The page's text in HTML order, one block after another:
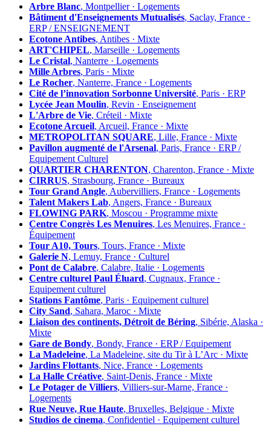
Arbre Blanc, Montpellier · Logements
Bâtiment d'Enseignements Mutualisés, Saclay, France ·
ERP / ENSEIGNEMENT
Ecotone Antibes, Antibes · Mixte
ART'CHIPEL, Marseille · Logements
Le Cristal, Nanterre · Logements
Mille Arbres, Paris · Mixte
Le Rocher, Nanterre, France · Logements
Cité de l’innovation Sorbonne Université, Paris · ERP
Lycée Jean Moulin, Revin · Enseignement
L'Arbre de Vie, Créteil · Mixte
Ecotone Arcueil, Arcueil, France · Mixte
METROPOLITAN SQUARE, Lille, France · Mixte
Pavillon augmenté de l'Arsenal, Paris, France · ERP /
Equipement Culturel
QUARTIER CHARENTON, Charenton, France · Mixte
CIRRUS, Strasbourg, France · Bureaux
Tour Grand Angle, Aubervilliers, France · Logements
Talent Makers Lab, Angers, France · Bureaux
FLOWING PARK, Moscou · Programme mixte
Centre Congrès Les Menuires, Les Menuires, France ·
Équipement
Tour A10, Tours, Tours, France · Mixte
Galerie N, Lemuy, France · Culturel
Pont de Calabre, Calabre, Italie · Logements
Centre culturel Paul Éluard, Cugnaux, France ·
Equipement culturel
Stations Fantôme, Paris · Equipement culturel
City Sand, Sahara, Maroc · Mixte
Liaison des continents, Détroit de Béring, Sibérie, Alaska ·
Mixte
Gare de Bondy, Bondy, France · ERP / Equipement
La Madeleine, La Madeleine, site du Tir à L’Arc · Mixte
Jardins Flottants, Nice, France · Logements
La Halle Créative, Saint-Denis, France · Mixte
Le Potager de Villiers, Villiers-sur-Marne, France ·
Logements
Rue Neuve, Rue Haute, Bruxelles, Belgique · Mixte
Studios de cinema, Confidentiel · Equipement culturel